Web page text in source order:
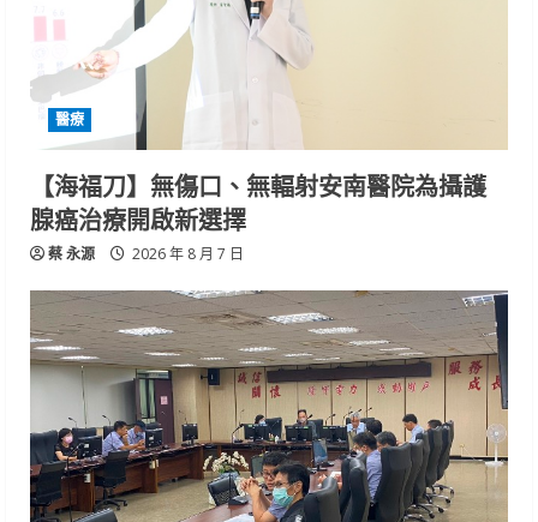
醫療
【海福刀】無傷口、無輻射安南醫院為攝護
腺癌治療開啟新選擇
蔡 永源 2026 年 8 月 7 日